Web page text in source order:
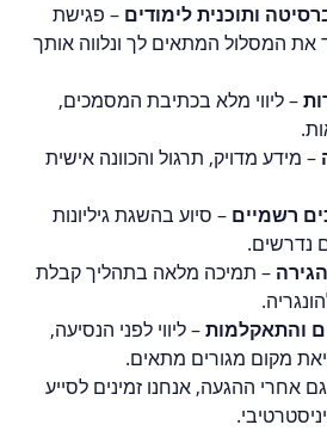
ותוכנית לימודים – פגישת
את המסלול המתאים לך ונלווה אותך
– ליווי מלא בכתיבת המסמכים,
– מידע מדויק, תרגול והכוונה אישית
רשמיים – סיוע בהשגת גיליונות
נדרשים.
– תמיכה מלאה בתהליך קבלת
והתאקלמות – ליווי לפני הנסיעה,
מקום מגורים מתאים.
אחרי ההגעה, אנחנו זמינים לסייע